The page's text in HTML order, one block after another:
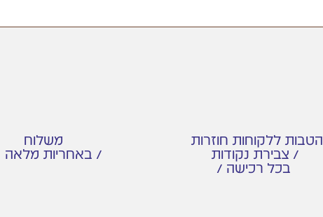
/ באחריות מלאה /
הטבות ללקוחות חוזרות
צבירת נקודות /